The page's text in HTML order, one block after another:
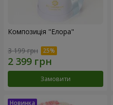
Композиція "Елора"
3 199 грн
Замовити